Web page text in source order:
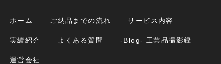
ホーム ご納品までの流れ サービス内容
実績紹介 よくある質問 -Blog- 工芸品撮影録
運営会社